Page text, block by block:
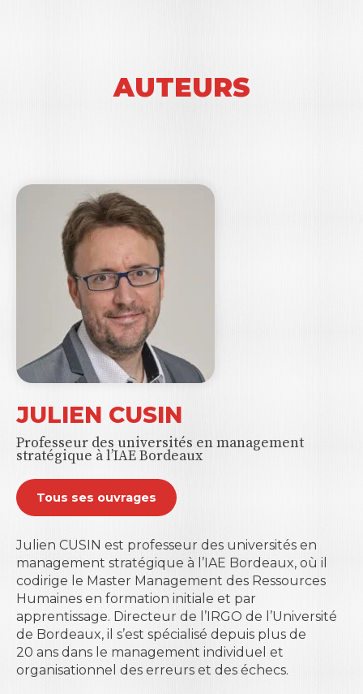
AUTEURS
JULIEN CUSIN
Professeur des universités en management
stratégique à l’IAE Bordeaux
Tous ses ouvrages
Julien CUSIN est professeur des universités en
management stratégique à l’IAE Bordeaux, où il
codirige le Master Management des Ressources
Humaines en formation initiale et par
apprentissage. Directeur de l’IRGO de l’Université
de Bordeaux, il s’est spécialisé depuis plus de
20 ans dans le management individuel et
organisationnel des erreurs et des échecs.